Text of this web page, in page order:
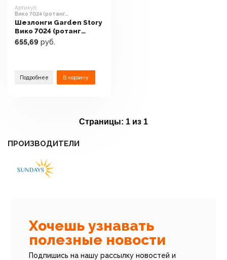
Артикул:
Вико 7024 (ротанг
искусственный коричневый)
Шезлонги Garden Story
Вико 7024 (ротанг
искусственный
коричневый)
655,69 руб.
Подробнее В корзину
Страницы: 1 из 1
ПРОИЗВОДИТЕЛИ
Хочешь узнавать
полезные новости
Подпишись на нашу рассылку новостей и